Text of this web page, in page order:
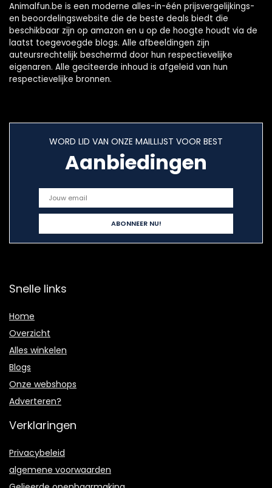
Animalfun.be is een moderne alles-in-één prijsvergelijkings-
en beoordelingswebsite die de beste deals biedt die
beschikbaar zijn op amazon en u op de hoogte houdt via de
laatst toegevoegde blogs. Alle afbeeldingen zijn
auteursrechtelijk beschermd door hun respectievelijke
eigenaren. Alle geciteerde inhoud is afgeleid van hun
respectievelijke bronnen.
WORD LID VAN ONZE MAILLIJST VOOR BEST
Aanbiedingen
Snelle links
Home
Overzicht
Alles winkelen
Blogs
Onze webshops
Adverteren?
Verklaringen
Privacybeleid
algemene voorwaarden